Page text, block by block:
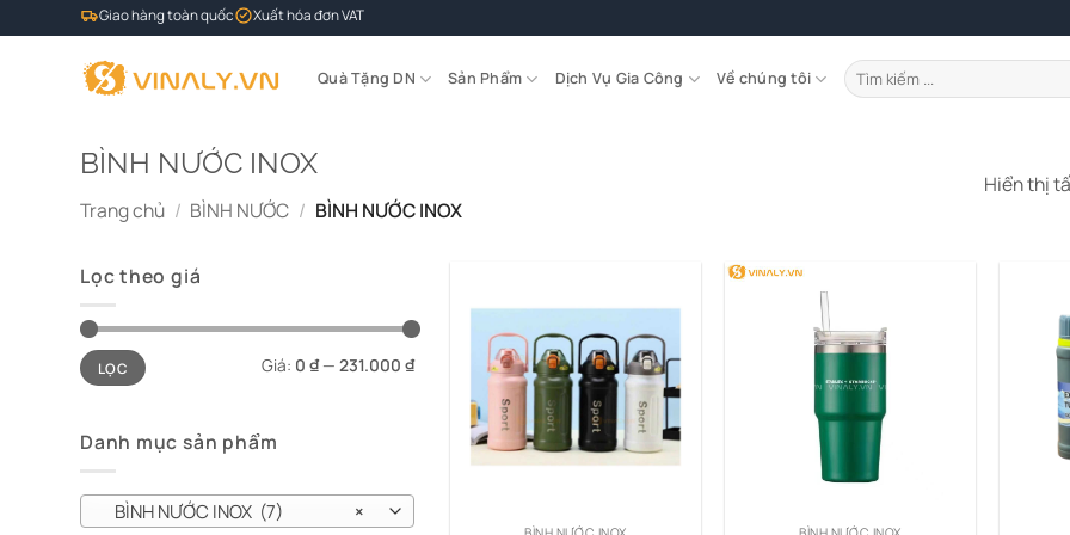
qua
Giao hàng toàn quốc Xuất hóa đơn VAT
Quà Tặng DN Sản Phẩm Dịch Vụ Gia Công Về chúng tôi
Tìm
kiếm:
BÌNH NƯỚC INOX
Trang chủ / BÌNH NƯỚC / BÌNH NƯỚC INOX
Hiển thị
Lọc theo giá
Giá
tối
thiểu
Giá
tối
đa
LỌC Giá: 0 ₫— 231.000 ₫
Danh mục sản phẩm
×
BÌNH NƯỚC INOX (7)